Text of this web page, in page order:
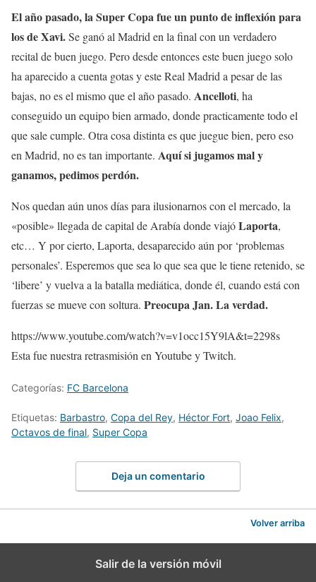
El año pasado, la Super Copa fue un punto de inflexión para
los de Xavi.Se ganó al Madrid en la final con un verdadero
recital de buen juego. Pero desde entonces este buen juego solo
ha aparecido a cuenta gotas y este Real Madrid a pesar de las
bajas, no es el mismo que el año pasado. Ancelloti, ha
conseguido un equipo bien armado, donde practicamente todo el
que sale cumple. Otra cosa distinta es que juegue bien, pero eso
en Madrid, no es tan importante. Aquí si jugamos mal y
ganamos, pedimos perdón.
Nos quedan aún unos días para ilusionarnos con el mercado, la
«posible» llegada de capital de Arabía donde viajóLaporta,
etc… Y por cierto, Laporta, desaparecido aún por ‘problemas
personales’. Esperemos que sea lo que sea que le tiene retenido, se
‘libere’ y vuelva a la batalla mediática, donde él, cuando está con
fuerzas se mueve con soltura. Preocupa Jan. La verdad.
https://www.youtube.com/watch?v=v1occ15Y9lA&t=2298s
Esta fue nuestra retrasmisión en Youtube y Twitch.
Categorías: FC Barcelona
Etiquetas: Barbastro, Copa del Rey, Héctor Fort, Joao Felix,
Octavos de final, Super Copa
Deja un comentario
Volver arriba
Salir de la versión móvil